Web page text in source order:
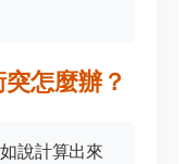
怎麼辦？
說計算出來